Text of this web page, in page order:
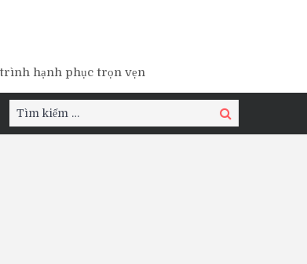
hạnh phục trọn vẹn
Tìm
kiếm:
Tìm
kiếm